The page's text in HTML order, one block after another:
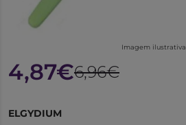
Imagem ilustrativa
4,87€6,96€
ELGYDIUM